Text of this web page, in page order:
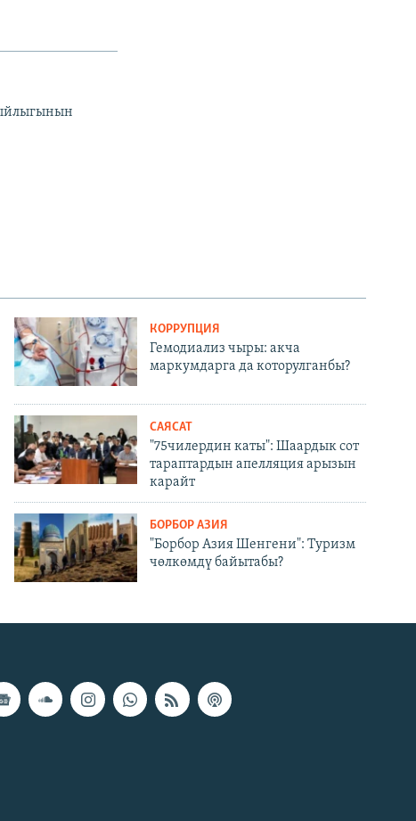
КОРРУПЦИЯ
Гемодиализ чыры: акча
маркумдарга да которулганбы?
САЯСАТ
"75чилердин каты": Шаардык сот
тараптардын апелляция арызын
карайт
БОРБОР АЗИЯ
"Борбор Азия Шенгени": Туризм
чөлкөмдү байытабы?